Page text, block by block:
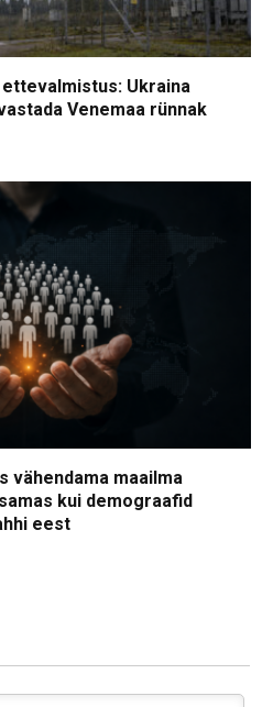
Ukraina
Venemaa rünnak
vähendama maailma
kui demograafid
eest